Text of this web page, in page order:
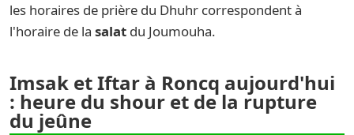
les horaires de prière du Dhuhr correspondent à
l'horaire de la salat du Joumouha.
Imsak et Iftar à Roncq aujourd'hui
: heure du shour et de la rupture
du jeûne